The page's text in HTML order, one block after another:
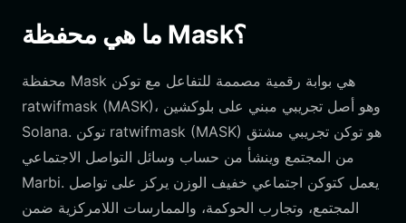
ما هي محفظة Mask؟
محفظة Mask هي بوابة رقمية مصممة للتفاعل مع توكن
ratwifmask (MASK)، وهو أصل تجريبي مبني على بلوكشين
Solana. توكن ratwifmask (MASK) هو توكن تجريبي مشتق
من المجتمع وينشأ من حساب وسائل التواصل الاجتماعي
Marbi. يعمل كتوكن اجتماعي خفيف الوزن يركز على تواصل
المجتمع، وتجارب الحوكمة، والممارسات اللامركزية ضمن